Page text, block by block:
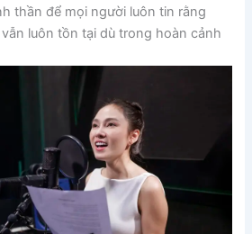
thần để mọi người luôn tin rằng
luôn tồn tại dù trong hoàn cảnh